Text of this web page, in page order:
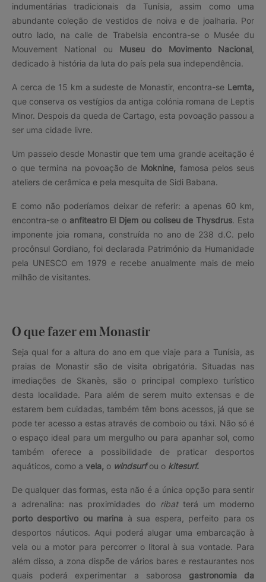
indumentárias tradicionais da Tunísia, assim como uma
abundante coleção de vestidos de noiva e de joalharia. Por
outro lado, na calle de Trabelsia encontra-se o Musée du
Mouvement National ou Museu do Movimento Nacional
dedicado à história da luta do país pela sua independência.
A cerca de 15 km a sudeste de Monastir, encontra-se Lemta,
que conserva os vestígios da antiga colónia romana de Leptis
Minor. Despois da queda de Cartago, esta povoação passou a
ser uma cidade livre.
Um passeio desde Monastir que tem uma grande aceitação é
o que termina na povoação de Moknine, famosa pelos seus
ateliers de cerâmica e pela mesquita de Sidi Babana.
E como não poderíamos deixar de referir: a apenas 60 km,
encontra-se o anfiteatro El Djem ou coliseu de Thysdrus. Esta
imponente joia romana, construída no ano de 238 d.C. pelo
procônsul Gordiano, foi declarada Património da Humanidade
pela UNESCO em 1979 e recebe anualmente mais de meio
milhão de visitantes.
O que fazer em Monastir
Seja qual for a altura do ano em que viaje para a Tunísia, as
praias de Monastir são de visita obrigatória. Situadas nas
imediações de Skanès, são o principal complexo turístico
desta localidade. Para além de serem muito extensas e de
estarem bem cuidadas, também têm bons acessos, já que se
pode ter acesso a estas através de comboio ou táxi. Não só é
o espaço ideal para um mergulho ou para apanhar sol, como
também oferece a possibilidade de praticar desportos
aquáticos, como a vela, o windsurfou o kitesurf.
De qualquer das formas, esta não é a única opção para sentir
a adrenalina: nas proximidades do ribatterá um moderno
porto desportivo ou marina à sua espera, perfeito para os
desportos náuticos. Aqui poderá alugar uma embarcação à
vela ou a motor para percorrer o litoral à sua vontade. Para
além disso, a zona dispõe de vários bares e restaurantes nos
quais poderá experimentar a saborosa gastronomia da